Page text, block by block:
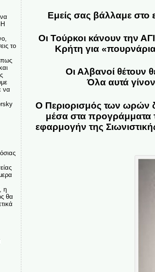
το
να
η
θα
Εμείς σας βάλλαμε στο
Οι Τούρκοι κάνουν την
Κρήτη για
Οι Αλβανοί
Όλα αυτά
Ο Περιορισμός των ωρών
μέσα στα προγράμματα
εφαρμογήν της